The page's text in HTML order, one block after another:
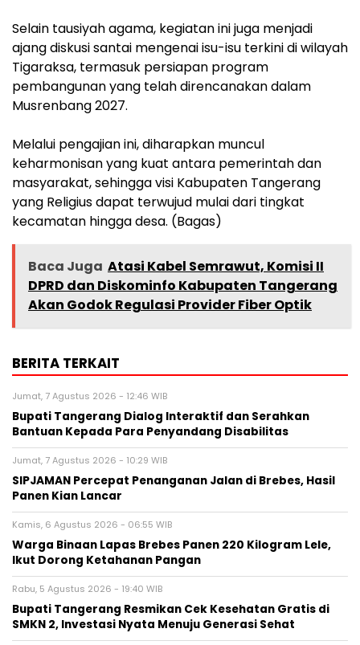
‎Selain tausiyah agama, kegiatan ini juga menjadi
ajang diskusi santai mengenai isu-isu terkini di wilayah
Tigaraksa, termasuk persiapan program
pembangunan yang telah direncanakan dalam
Musrenbang 2027.
‎Melalui pengajian ini, diharapkan muncul
keharmonisan yang kuat antara pemerintah dan
masyarakat, sehingga visi Kabupaten Tangerang
yang Religius dapat terwujud mulai dari tingkat
kecamatan hingga desa. (Bagas)
Baca Juga Atasi Kabel Semrawut, Komisi II
DPRD dan Diskominfo Kabupaten Tangerang
Akan Godok Regulasi Provider Fiber Optik
BERITA TERKAIT
Jumat, 7 Agustus 2026 - 12:46 WIB
Bupati Tangerang Dialog Interaktif dan Serahkan
Bantuan Kepada Para Penyandang Disabilitas
Jumat, 7 Agustus 2026 - 10:29 WIB
SIPJAMAN Percepat Penanganan Jalan di Brebes, Hasil
Panen Kian Lancar
Kamis, 6 Agustus 2026 - 06:55 WIB
Warga Binaan Lapas Brebes Panen 220 Kilogram Lele,
Ikut Dorong Ketahanan Pangan
Rabu, 5 Agustus 2026 - 19:40 WIB
‎Bupati Tangerang Resmikan Cek Kesehatan Gratis di
SMKN 2, Investasi Nyata Menuju Generasi Sehat